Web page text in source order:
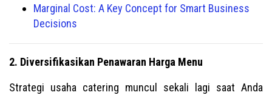
Marginal Cost: A Key Concept for Smart Business
Decisions
2. Diversifikasikan Penawaran Harga Menu
Strategi usaha catering muncul sekali lagi saat Anda